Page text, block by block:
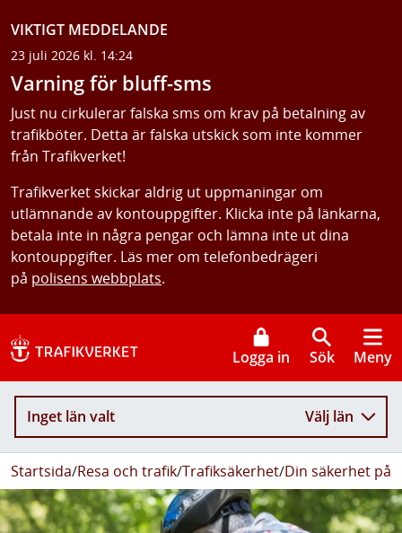
VIKTIGT MEDDELANDE
23 juli 2026 kl. 14:24
Varning för bluff-sms
Just nu cirkulerar falska sms om krav på betalning av
trafikböter. Detta är falska utskick som inte kommer
från Trafikverket!
Trafikverket skickar aldrig ut uppmaningar om
utlämnande av kontouppgifter. Klicka inte på länkarna,
betala inte in några pengar och lämna inte ut dina
kontouppgifter. Läs mer om telefonbedrägeri
på polisens webbplats.
Logga in Sök Meny
Inget län valt Välj län
Startsida/Resa och trafik/Trafiksäkerhet/Din säkerhet på